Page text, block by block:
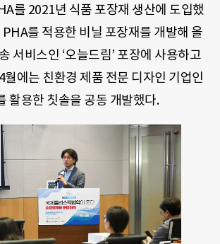
를 2021년 식품 포장재 생산에 도입했
를 적용한 비닐 포장재를 개발해 올
서비스인 ‘오늘드림’ 포장에 사용하고
월에는 친환경 제품 전문 디자인 기업인
활용한 칫솔을 공동 개발했다.